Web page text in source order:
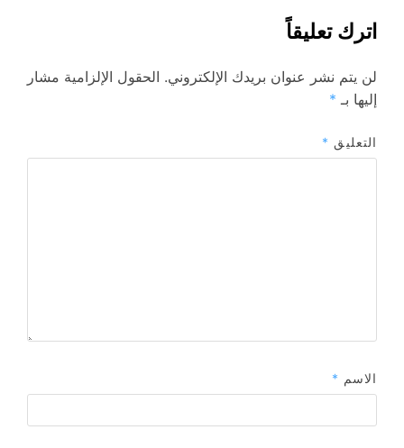
اترك تعليقاً
لن يتم نشر عنوان بريدك الإلكتروني. الحقول الإلزامية مشار
إليها بـ *
التعليق *
الاسم *